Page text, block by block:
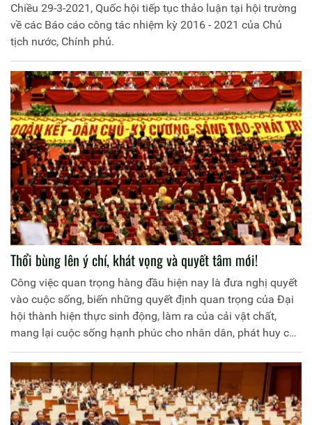
Chiều 29-3-2021, Quốc hội tiếp tục thảo luận tại hội trường
về các Báo cáo công tác nhiệm kỳ 2016 - 2021 của Chủ
tịch nước, Chính phủ.
Thổi bùng lên ý chí, khát vọng và quyết tâm mới!
Công việc quan trọng hàng đầu hiện nay là đưa nghị quyết
vào cuộc sống, biến những quyết định quan trọng của Đại
hội thành hiện thực sinh động, làm ra của cải vật chất,
mang lại cuộc sống hạnh phúc cho nhân dân, phát huy cao
độ tinh thần yêu nước, ý chí tự lực, tự cường, sức mạnh đại
đoàn kết toàn dân tộc và khát vọng phát triển đất nước
phồn vinh, hạnh phúc, thực hiện thắng lợi Nghị quyết Đại
hội XIII của Đảng…